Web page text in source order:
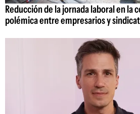
Reducción de la jornada laboral en la
polémica entre empresarios y